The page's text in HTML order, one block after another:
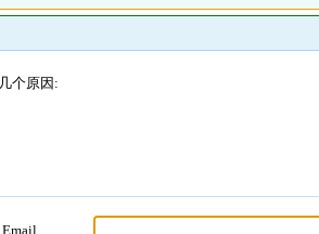
个原因:
Email